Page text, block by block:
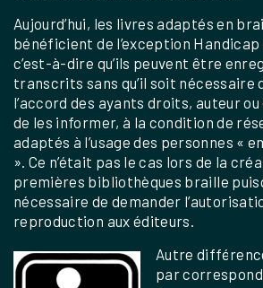
Aujourd’hui, les livres adaptés en
bénéficient de l’exception Handicap
c’est-à-dire qu’ils peuvent être
transcrits sans qu’il soit nécessaire
l’accord des ayants droits, auteur
de les informer, à la condition de
adaptés à l’usage des personnes «
». Ce n’était pas le cas lors de la
premières bibliothèques braille
nécessaire de demander
reproduction aux éditeurs.
Autre
par